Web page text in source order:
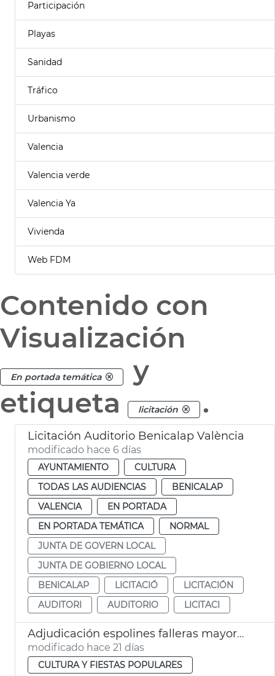
Participación
Playas
Sanidad
Tráfico
Urbanismo
Valencia
Valencia verde
Valencia Ya
Vivienda
Web FDM
Contenido con
Visualización
En portada temática
y
etiqueta
licitación .
Licitación Auditorio Benicalap València
modificado hace 6 días
AYUNTAMIENTO
CULTURA
TODAS LAS AUDIENCIAS
BENICALAP
VALENCIA
EN PORTADA
EN PORTADA TEMÁTICA
NORMAL
JUNTA DE GOVERN LOCAL
JUNTA DE GOBIERNO LOCAL
BENICALAP
LICITACIÓ
LICITACIÓN
AUDITORI
AUDITORIO LICITACI
Adjudicación espolines falleras mayores València 2027 y 2028
modificado hace 21 días
CULTURA Y FIESTAS POPULARES